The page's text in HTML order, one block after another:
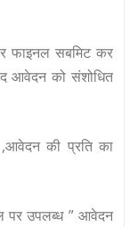
फाइनल सबमिट कर
आवेदन को संशोधित
की प्रति का
पर उपलब्ध ” आवेदन